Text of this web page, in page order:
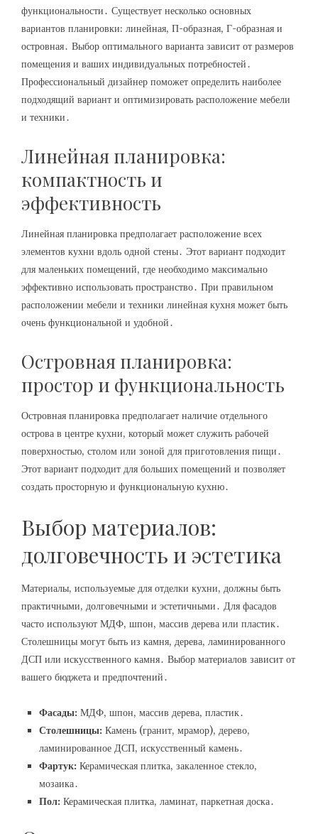
функциональности․ Существует несколько основных
вариантов планировки: линейная, П-образная, Г-образная и
островная․ Выбор оптимального варианта зависит от размеров
помещения и ваших индивидуальных потребностей․
Профессиональный дизайнер поможет определить наиболее
подходящий вариант и оптимизировать расположение мебели
и техники․
Линейная планировка:
компактность и
эффективность
Линейная планировка предполагает расположение всех
элементов кухни вдоль одной стены․ Этот вариант подходит
для маленьких помещений, где необходимо максимально
эффективно использовать пространство․ При правильном
расположении мебели и техники линейная кухня может быть
очень функциональной и удобной․
Островная планировка:
простор и функциональность
Островная планировка предполагает наличие отдельного
острова в центре кухни, который может служить рабочей
поверхностью, столом или зоной для приготовления пищи․
Этот вариант подходит для больших помещений и позволяет
создать просторную и функциональную кухню․
Выбор материалов:
долговечность и эстетика
Материалы, используемые для отделки кухни, должны быть
практичными, долговечными и эстетичными․ Для фасадов
часто используют МДФ, шпон, массив дерева или пластик․
Столешницы могут быть из камня, дерева, ламинированного
ДСП или искусственного камня․ Выбор материалов зависит от
вашего бюджета и предпочтений․
Фасады: МДФ, шпон, массив дерева, пластик․
Столешницы: Камень (гранит, мрамор), дерево,
ламинированное ДСП, искусственный камень․
Фартук: Керамическая плитка, закаленное стекло,
мозаика․
Пол: Керамическая плитка, ламинат, паркетная доска․